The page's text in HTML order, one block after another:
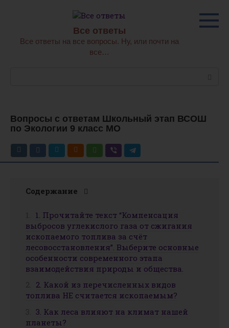
Все ответы
Все ответы на все вопросы. Ну, или почти на
все…
Вопросы с ответам Школьный этап ВСОШ
по Экологии 9 класс МО
Содержание
1. Прочитайте текст “Компенсация
выбросов углекислого газа от сжигания
ископаемого топлива за счёт
лесовосстановления”. Выберите основные
особенности современного этапа
взаимодействия природы и общества.
2. Какой из перечисленных видов
топлива НЕ считается ископаемым?
3. Как леса влияют на климат нашей
планеты?